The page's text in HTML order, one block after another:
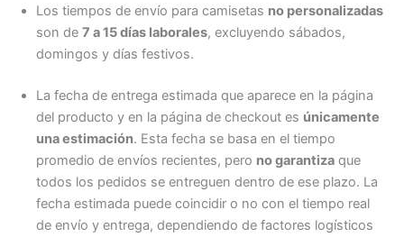
Los tiempos de envío para camisetas no personalizadas
son de 7 a 15 días laborales, excluyendo sábados,
domingos y días festivos.
La fecha de entrega estimada que aparece en la página
del producto y en la página de checkout es únicamente
una estimación. Esta fecha se basa en el tiempo
promedio de envíos recientes, pero no garantiza que
todos los pedidos se entreguen dentro de ese plazo. La
fecha estimada puede coincidir o no con el tiempo real
de envío y entrega, dependiendo de factores logísticos